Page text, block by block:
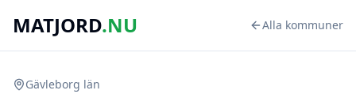
MATJORD.NU Alla kommuner
Gävleborg län